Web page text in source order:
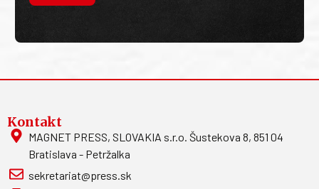
Kontakt
MAGNET PRESS, SLOVAKIA s.r.o. Šustekova 8, 851 04
Bratislava - Petržalka
sekretariat@press.sk